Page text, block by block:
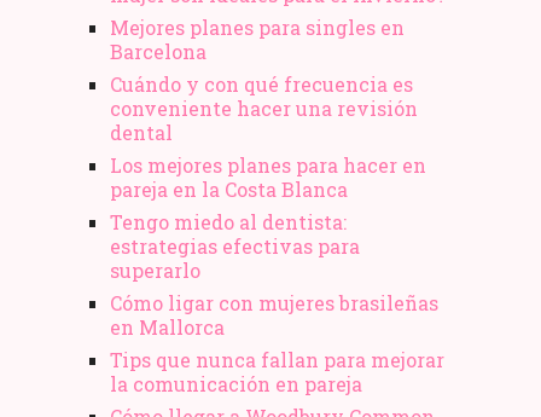
Mejores planes para singles en
Barcelona
Cuándo y con qué frecuencia es
conveniente hacer una revisión
dental
Los mejores planes para hacer en
pareja en la Costa Blanca
Tengo miedo al dentista:
estrategias efectivas para
superarlo
Cómo ligar con mujeres brasileñas
en Mallorca
Tips que nunca fallan para mejorar
la comunicación en pareja